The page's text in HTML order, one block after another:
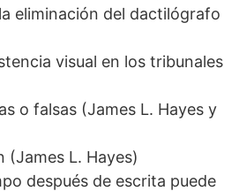
eliminación del dactilógrafo
visual en los tribunales
o falsas (James L. Hayes y
(James L. Hayes)
después de escrita puede